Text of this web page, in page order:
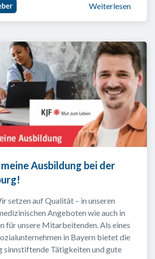
Weiterlesen
Ausbildung bei der
setzen auf Qualität – in unseren
Angeboten wie auch in
für unsere Mitarbeitenden. Als eines
in Bayern bietet die
sinnstiftende Tätigkeiten und gute